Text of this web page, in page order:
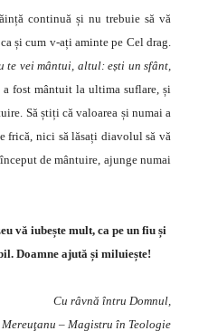
continuă și nu trebuie să vă
și cum v-ați aminte pe Cel drag.
te vei mântui, altul: ești un sfânt,
fost mântuit la ultima suflare, și
Să știți că valoarea și numai a
frică, nici să lăsați diavolul să vă
de mântuire, ajunge numai
vă iubește mult, ca pe un fiu și
Doamne ajută și miluiește!
Cu râvnă întru Domnul,
– Magistru în Teologie